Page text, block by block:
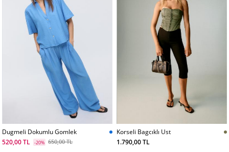
Dugmeli Dokumlu Gomlek
520,00 TL
-20% 650,00 TL
Korseli Bagcıklı Ust
1.790,00 TL